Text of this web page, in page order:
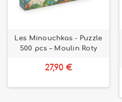
Les Minouchkas - Puzzle
500 pcs – Moulin Roty
27,90 €